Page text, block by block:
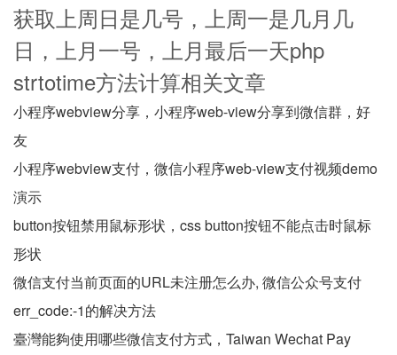
获取上周日是几号，上周一是几月几
日，上月一号，上月最后一天php
strtotime方法计算相关文章
小程序webview分享，小程序web-view分享到微信群，好
友
小程序webview支付，微信小程序web-view支付视频demo
演示
button按钮禁用鼠标形状，css button按钮不能点击时鼠标
形状
微信支付当前页面的URL未注册怎么办, 微信公众号支付
err_code:-1的解决方法
臺灣能夠使用哪些微信支付方式，Taiwan Wechat Pay